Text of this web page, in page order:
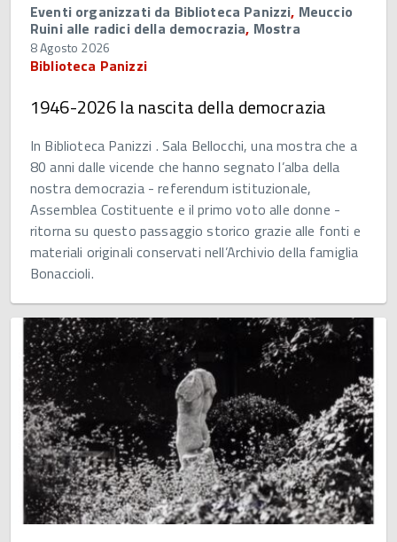
Eventi organizzati da Biblioteca Panizzi, Meuccio
Ruini alle radici della democrazia, Mostra
8 Agosto 2026
Biblioteca Panizzi
1946-2026 la nascita della democrazia
In Biblioteca Panizzi . Sala Bellocchi, una mostra che a
80 anni dalle vicende che hanno segnato l’alba della
nostra democrazia - referendum istituzionale,
Assemblea Costituente e il primo voto alle donne -
ritorna su questo passaggio storico grazie alle fonti e
materiali originali conservati nell’Archivio della famiglia
Bonaccioli.